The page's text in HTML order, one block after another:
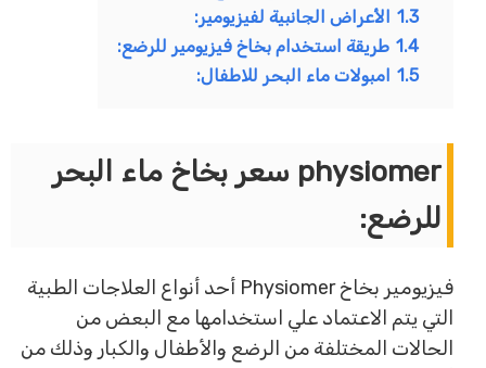
1.3 الأعراض الجانبية لفيزيومير:
1.4 طريقة استخدام بخاخ فيزيومير للرضع:
1.5 امبولات ماء البحر للاطفال:
physiomer سعر بخاخ ماء البحر
للرضع:
فيزيومير بخاخ Physiomer أحد أنواع العلاجات الطبية
التي يتم الاعتماد علي استخدامها مع البعض من
الحالات المختلفة من الرضع والأطفال والكبار وذلك من